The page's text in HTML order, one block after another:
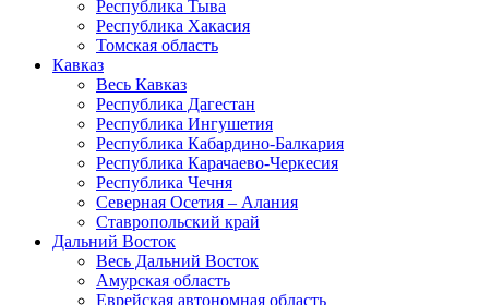
Республика Тыва
Республика Хакасия
Томская область
Кавказ
Весь Кавказ
Республика Дагестан
Республика Ингушетия
Республика Кабардино-Балкария
Республика Карачаево-Черкесия
Республика Чечня
Северная Осетия – Алания
Ставропольский край
Дальний Восток
Весь Дальний Восток
Амурская область
Еврейская автономная область